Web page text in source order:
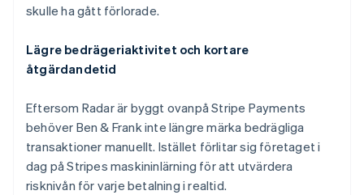
skulle ha gått förlorade.
Lägre bedrägeriaktivitet och kortare
åtgärdandetid
Eftersom Radar är byggt ovanpå Stripe Payments
behöver Ben & Frank inte längre märka bedrägliga
transaktioner manuellt. Istället förlitar sig företaget i
dag på Stripes maskininlärning för att utvärdera
risknivån för varje betalning i realtid.